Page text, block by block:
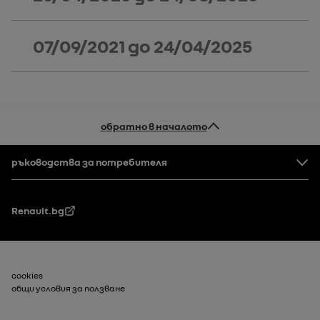
07/09/2021до24/04/2025
обратно в началото
Долен колонтитул
ръководства за потребителя
Renault.bg
Долен колонтитул_2
cookies
общи условия за ползване